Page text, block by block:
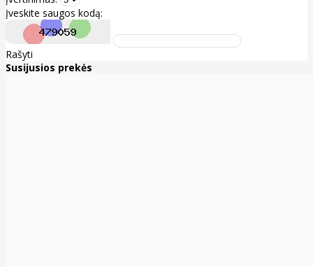
Įveskite saugos kodą:
Rašyti
Susijusios prekės